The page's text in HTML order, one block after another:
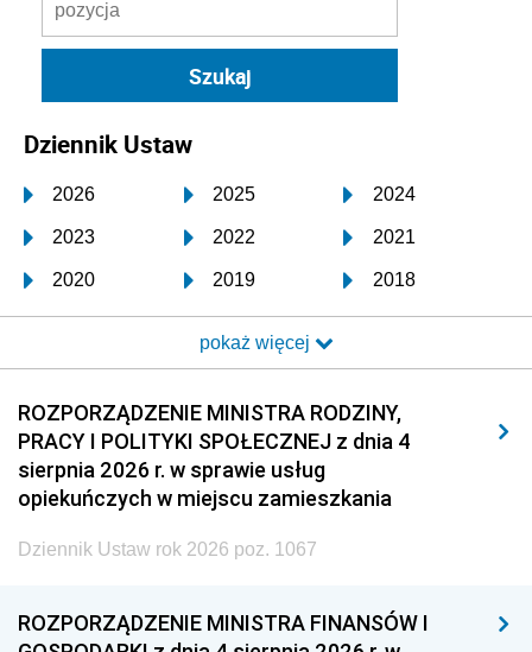
Dziennik Ustaw
2026 2025 2024
2023 2022 2021
2020 2019 2018
2017 2016 2015
2014 2013 2012
2011 2010 2009
2008 2007 2006
2005 2004 2003
1996 1995 1994
pokaż więcej
ROZPORZĄDZENIE MINISTRA RODZINY,
PRACY I POLITYKI SPOŁECZNEJ z dnia 4
sierpnia 2026 r. w sprawie usług
opiekuńczych w miejscu zamieszkania
Dziennik Ustaw rok 2026 poz. 1067
ROZPORZĄDZENIE MINISTRA FINANSÓW I